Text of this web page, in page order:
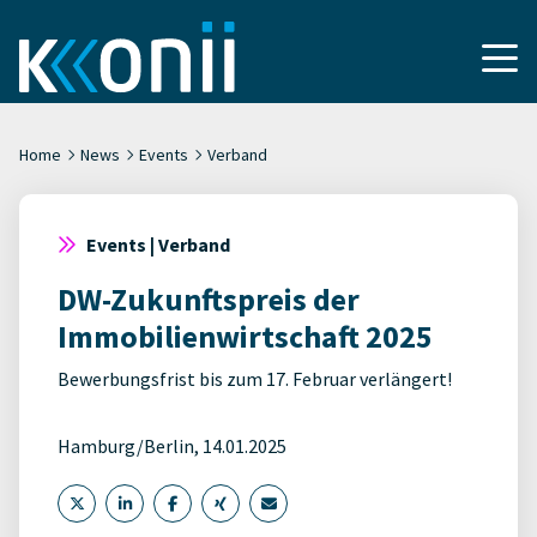
Home News Events Verband
Events | Verband
DW-Zukunftspreis der
Immobilienwirtschaft 2025
Bewerbungsfrist bis zum 17. Februar verlängert!
Hamburg/Berlin, 14.01.2025